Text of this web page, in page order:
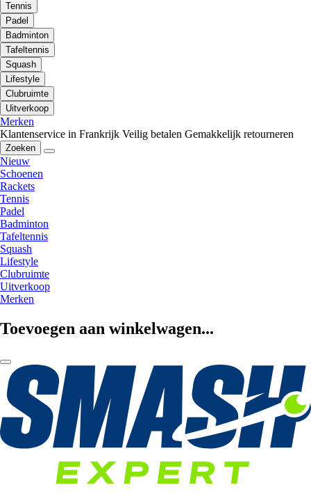
Tennis
Padel
Badminton
Tafeltennis
Squash
Lifestyle
Clubruimte
Uitverkoop
Merken
Klantenservice in Frankrijk Veilig betalen Gemakkelijk retourneren
Zoeken
Nieuw
Schoenen
Rackets
Tennis
Padel
Badminton
Tafeltennis
Squash
Lifestyle
Clubruimte
Uitverkoop
Merken
Toevoegen aan winkelwagen...